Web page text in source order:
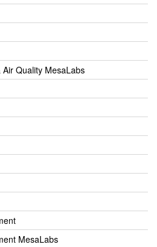
Quality MesaLabs
MesaLabs